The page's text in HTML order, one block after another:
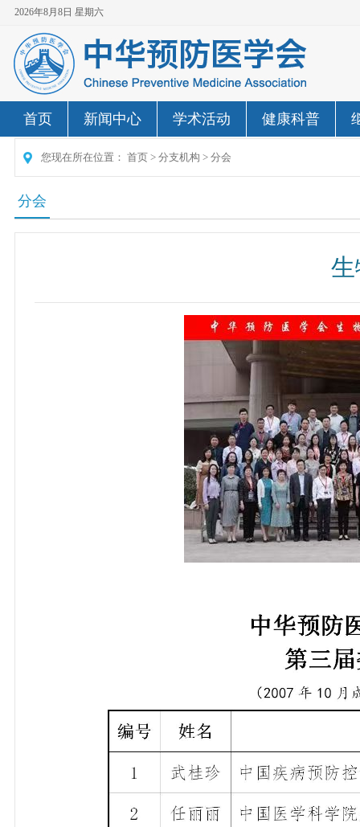
2026年8月8日 星期六
首页 新闻中心 学术活动 健康科普
您现在所在位置： 首页 > 分支机构 > 分会
分会